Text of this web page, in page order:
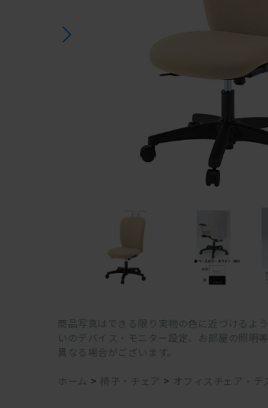
商品写真はできる限り実物の色に近づけるよ
いのデバイス・モニター設定、お部屋の照明
異なる場合がございます。
ホーム > 椅子・チェア > オフィスチェア・デ